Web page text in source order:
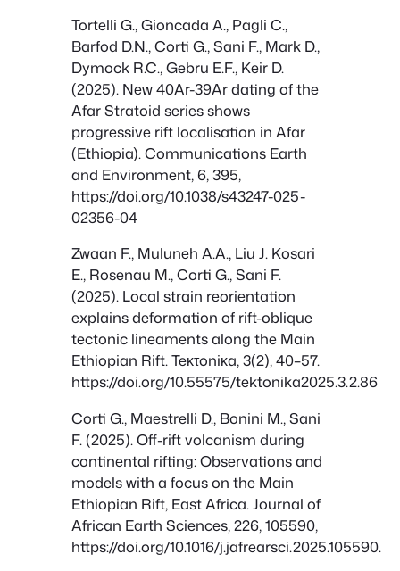
Tortelli G., Gioncada A., Pagli C.,
Barfod D.N., Corti G., Sani F., Mark D.,
Dymock R.C., Gebru E.F., Keir D.
(2025). New 40Ar-39Ar dating of the
Afar Stratoid series shows
progressive rift localisation in Afar
(Ethiopia). Communications Earth
and Environment, 6, 395,
https://doi.org/10.1038/s43247-025-
02356-04
Zwaan F., Muluneh A.A., Liu J. Kosari
E., Rosenau M., Corti G., Sani F.
(2025). Local strain reorientation
explains deformation of rift-oblique
tectonic lineaments along the Main
Ethiopian Rift. Teκτoniκa, 3(2), 40–57.
https://doi.org/10.55575/tektonika2025.3.2.86
Corti G., Maestrelli D., Bonini M., Sani
F. (2025). Off-rift volcanism during
continental rifting: Observations and
models with a focus on the Main
Ethiopian Rift, East Africa. Journal of
African Earth Sciences, 226, 105590,
https://doi.org/10.1016/j.jafrearsci.2025.105590.